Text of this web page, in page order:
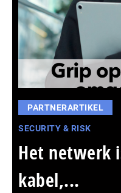
PARTNERARTIKEL
SECURITY & RISK
Het netwerk
kabel,...